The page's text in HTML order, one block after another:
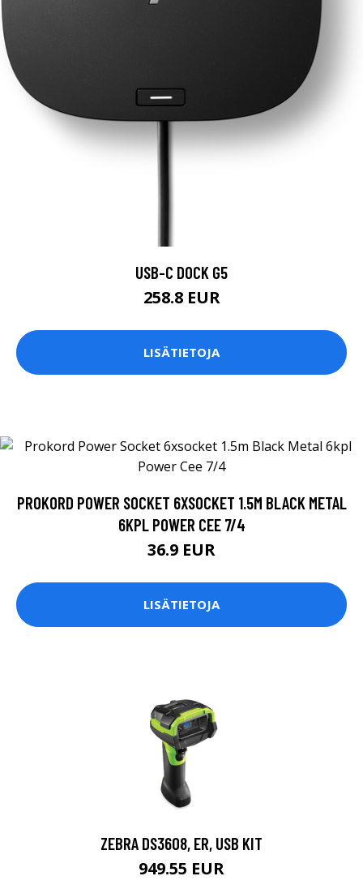
USB-C DOCK G5
258.8 EUR
LISÄTIETOJA
PROKORD POWER SOCKET 6XSOCKET 1.5M BLACK METAL
6KPL POWER CEE 7/4
36.9 EUR
LISÄTIETOJA
ZEBRA DS3608, ER, USB KIT
949.55 EUR